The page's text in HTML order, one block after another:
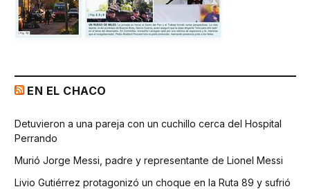
EN EL CHACO
Detuvieron a una pareja con un cuchillo cerca del Hospital
Perrando
Murió Jorge Messi, padre y representante de Lionel Messi
Livio Gutiérrez protagonizó un choque en la Ruta 89 y sufrió